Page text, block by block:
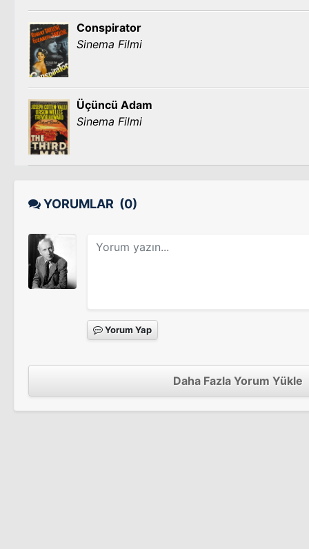
Conspirator
Sinema Filmi
Üçüncü Adam
Sinema Filmi
YORUMLAR (0)
Yorum Yap
Daha Fazla Yorum Yükle